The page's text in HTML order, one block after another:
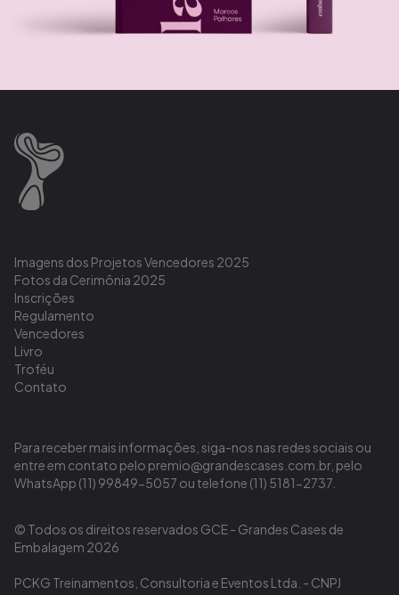
Imagens dos Projetos Vencedores 2025
Fotos da Cerimônia 2025
Inscrições
Regulamento
Vencedores
Livro
Troféu
Contato
Para receber mais informações, siga-nos nas redes sociais ou
entre em contato pelo premio@grandescases.com.br, pelo
WhatsApp (11) 99849-5057 ou telefone (11) 5181-2737.
© Todos os direitos reservados GCE - Grandes Cases de
Embalagem 2026
PCKG Treinamentos, Consultoria e Eventos Ltda. - CNPJ